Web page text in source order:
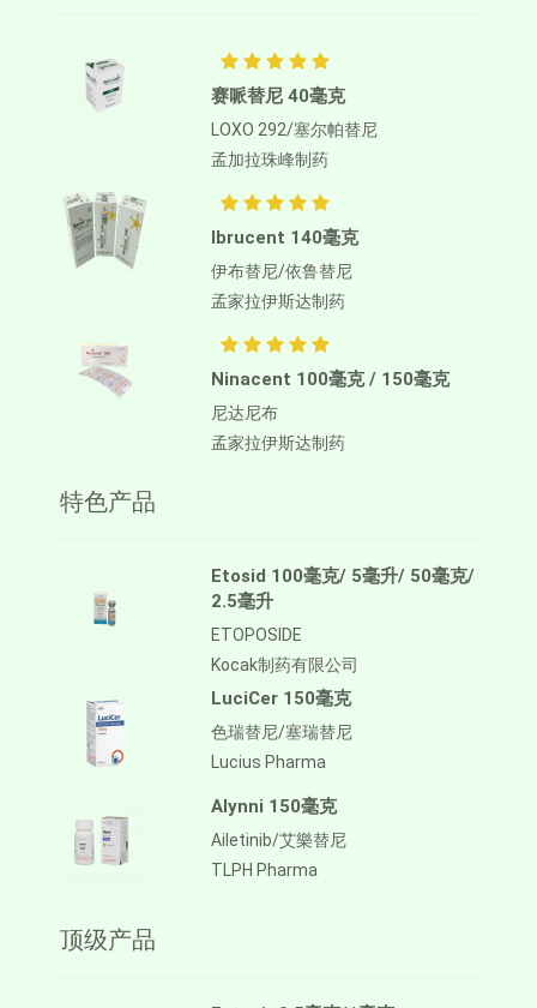
赛哌替尼 40毫克
LOXO 292/塞尔帕替尼
孟加拉珠峰制药
Ibrucent 140毫克
伊布替尼/依鲁替尼
孟家拉伊斯达制药
Ninacent 100毫克 / 150毫克
尼达尼布
孟家拉伊斯达制药
特色产品
Etosid 100毫克/ 5毫升/ 50毫克/
2.5毫升
ETOPOSIDE
Kocak制药有限公司
LuciCer 150毫克
色瑞替尼/塞瑞替尼
Lucius Pharma
Alynni 150毫克
Ailetinib/艾樂替尼
TLPH Pharma
顶级产品